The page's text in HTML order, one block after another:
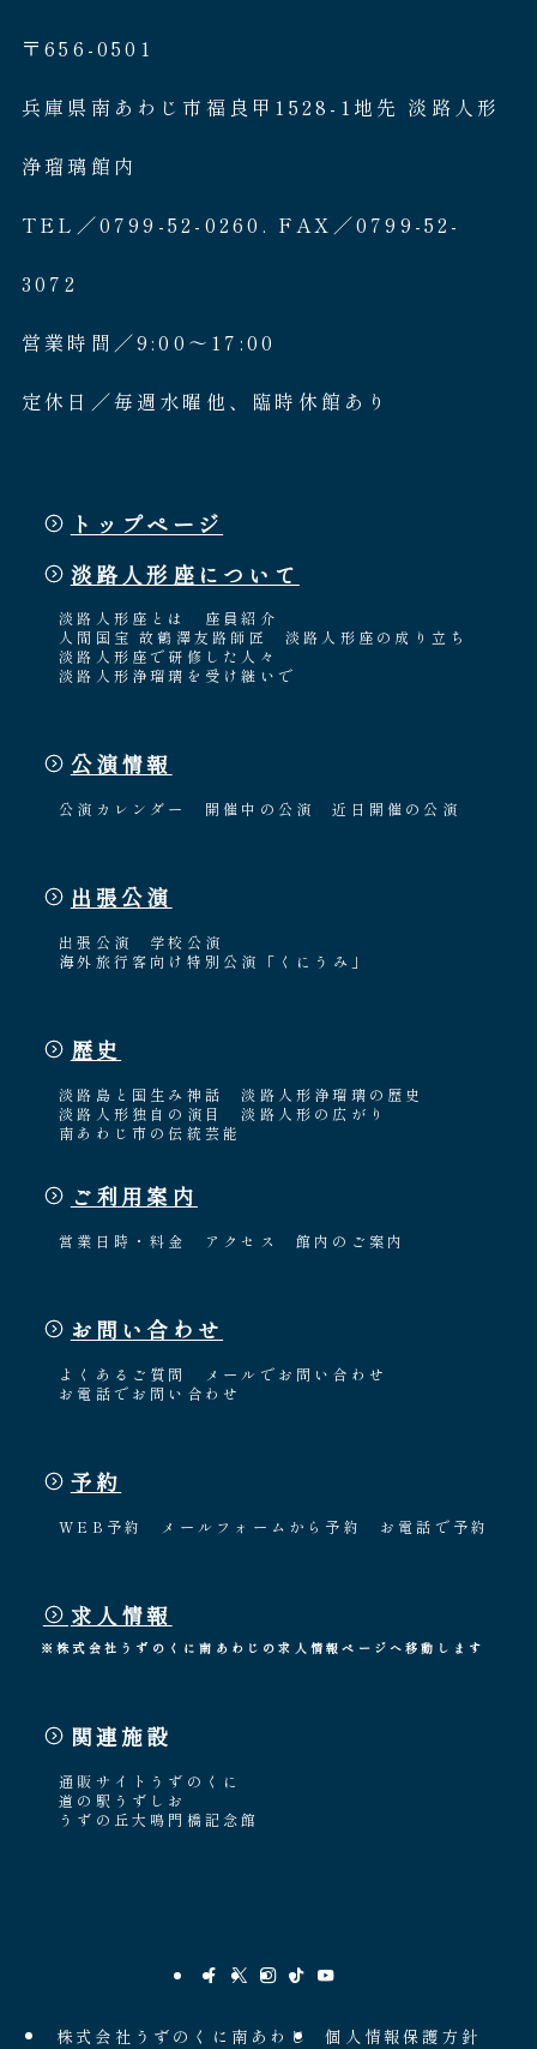
〒656-0501
兵庫県南あわじ市福良甲1528-1地先 淡路人形
浄瑠璃館内
TEL／0799-52-0260. FAX／0799-52-
3072
営業時間／9:00〜17:00
定休日／毎週水曜他、臨時休館あり
トップページ
淡路人形座について
淡路人形座とは
座員紹介
人間国宝 故鶴澤友路師匠
淡路人形座の成り立ち
淡路人形座で研修した人々
淡路人形浄瑠璃を受け継いで
公演情報
公演カレンダー 開催中の公演 近日開催の公演
出張公演
出張公演
学校公演
海外旅行客向け特別公演「くにうみ」
歴史
淡路島と国生み神話
淡路人形浄瑠璃の歴史
淡路人形独自の演目
淡路人形の広がり
南あわじ市の伝統芸能
ご利用案内
営業日時・料金 アクセス 館内のご案内
お問い合わせ
よくあるご質問
メールでお問い合わせ
お電話でお問い合わせ
予約
WEB予約 メールフォームから予約 お電話で予約
求人情報
※株式会社うずのくに南あわじの求人情報ページへ移動します
関連施設
通販サイトうずのくに
道の駅うずしお
うずの丘大鳴門橋記念館
株式会社うずのくに南あわじ 個人情報保護方針